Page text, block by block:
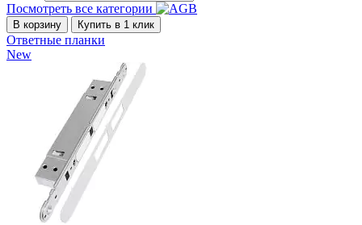
Посмотреть все категории
В корзину Купить в 1 клик
Ответные планки
New